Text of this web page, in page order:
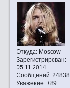
Откуда:Moscow
Зарегистрирован:
05.11.2014
Сообщений:24838
Уважение: +89